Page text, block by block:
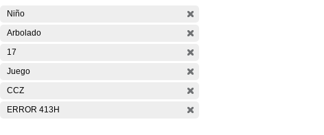
Niño
Arbolado
17
Juego
CCZ
ERROR 413H